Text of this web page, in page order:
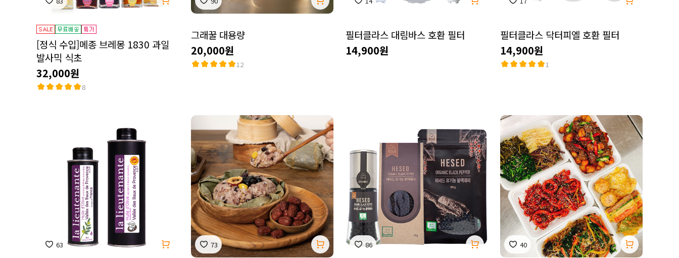
[정식 수입]메종 브레몽 1830 과일
발사믹 식초
32,000원
8
그래꿀 대용량
20,000원
12
필터클라스 대림바스 호환 필터
14,900원
필터클라스 닥터피엘 호환 필터
14,900원
1
63 73 86 40